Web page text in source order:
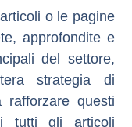
o le pagine
approfondite e
del settore,
strategia di
rafforzare questi
tutti gli articoli